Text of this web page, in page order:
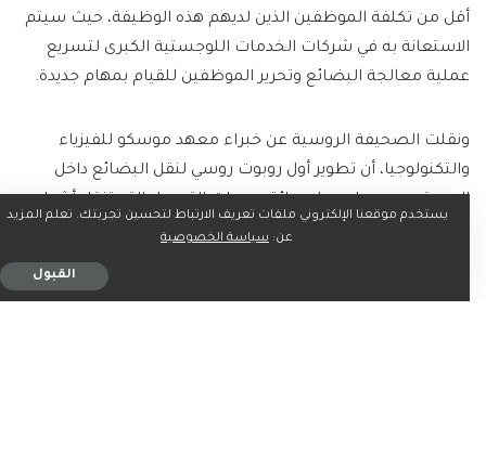
أقل من تكلفة الموظفين الذين لديهم هذه الوظيفة، حيث سيتم
الاستعانة به في شركات الخدمات اللوجستية الكبرى لتسريع
عملية معالجة البضائع وتحرير الموظفين للقيام بمهام جديدة.
ونقلت الصحيفة الروسية عن خبراء معهد موسكو للفيزياء
والتكنولوجيا، أن تطوير أول روبوت روسي لنقل البضائع داخل
مختلفة على منصات نقالة، من خلال حوامل مستطيلة قياسية،
حيث يتم وضع كائنات التخزين عليها، إذ يقوم بعملية التحميل
والتفريغ معا باستخدام علامات السقف البصرية في النطاق
يستخدم موقعنا الإلكتروني ملفات تعريف الارتباط لتحسين تجربتك. تعلم المزيد
عن: سياسة الخصوصية
القبول